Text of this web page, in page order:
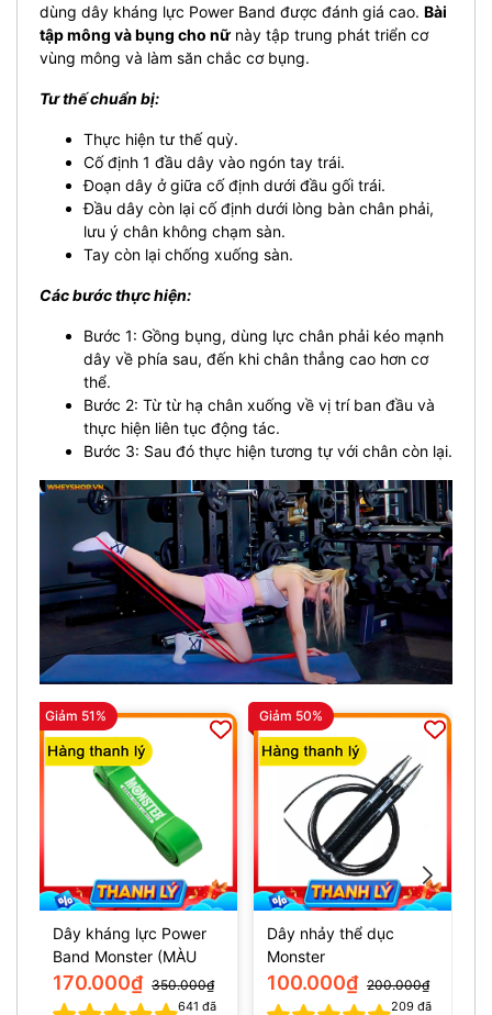
dùng dây kháng lực Power Band được đánh giá cao. Bài
tập mông và bụng cho nữ này tập trung phát triển cơ
vùng mông và làm săn chắc cơ bụng.
Tư thế chuẩn bị:
Thực hiện tư thế quỳ.
Cố định 1 đầu dây vào ngón tay trái.
Đoạn dây ở giữa cố định dưới đầu gối trái.
Đầu dây còn lại cố định dưới lòng bàn chân phải,
lưu ý chân không chạm sàn.
Tay còn lại chống xuống sàn.
Các bước thực hiện:
Bước 1: Gồng bụng, dùng lực chân phải kéo mạnh
dây về phía sau, đến khi chân thẳng cao hơn cơ
thể.
Bước 2: Từ từ hạ chân xuống về vị trí ban đầu và
thực hiện liên tục động tác.
Bước 3: Sau đó thực hiện tương tự với chân còn lại.
Giảm 51%
Dây kháng lực Power
Band Monster (MÀU
XANH 50-125lbs)
170.000₫ 350.000₫
641 đã
Giảm 50%
Dây nhảy thể dục
Monster
100.000₫ 200.000₫
209 đã